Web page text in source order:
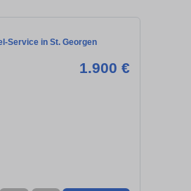
Service in St. Georgen
1.900 €